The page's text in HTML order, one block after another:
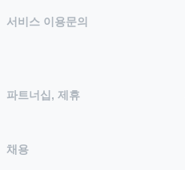
서비스 이용문의
파트너십, 제휴
채용